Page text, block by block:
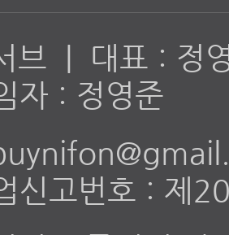
브 | 대표 : 정
자 : 정영준
신고번호 : 제